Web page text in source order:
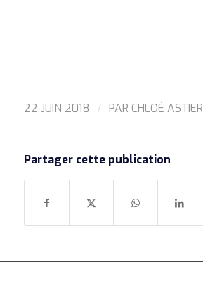
22 JUIN 2018 / PAR CHLOÉ ASTIER
Partager cette publication